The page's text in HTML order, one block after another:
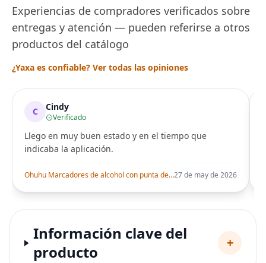
Experiencias de compradores verificados sobre
entregas y atención — pueden referirse a otros
productos del catálogo
¿Yaxa es confiable? Ver todas las opiniones
C Cindy
Verificado
Llego en muy buen estado y en el tiempo que
indicaba la aplicación.
Ohuhu Marcadores de alcohol con punta de pincel – Juego de marcadores artísticos de doble punta con certificación AP para artistas adultos27 de may de 2026
Información clave del
producto
+